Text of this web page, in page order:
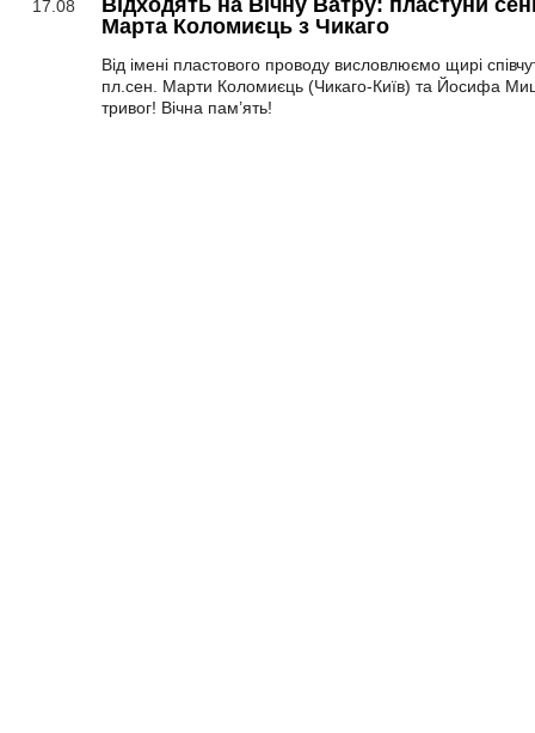
17.08
Відходять на Вічну Ватру: пластуни
Марта Коломиєць з Чикаго
Від імені пластового проводу висловлюємо щирі
пл.сен. Марти Коломиєць (Чикаго-Київ) та Йосифа
тривог! Вічна пам’ять!